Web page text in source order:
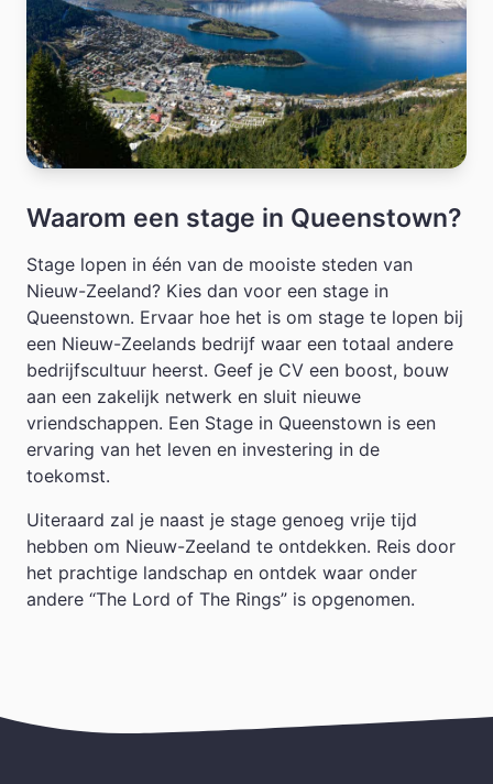
Waarom een stage in Queenstown?
Stage lopen in één van de mooiste steden van
Nieuw-Zeeland? Kies dan voor een stage in
Queenstown. Ervaar hoe het is om stage te lopen bij
een Nieuw-Zeelands bedrijf waar een totaal andere
bedrijfscultuur heerst. Geef je CV een boost, bouw
aan een zakelijk netwerk en sluit nieuwe
vriendschappen. Een Stage in Queenstown is een
ervaring van het leven en investering in de
toekomst.
Uiteraard zal je naast je stage genoeg vrije tijd
hebben om Nieuw-Zeeland te ontdekken. Reis door
het prachtige landschap en ontdek waar onder
andere “The Lord of The Rings” is opgenomen.